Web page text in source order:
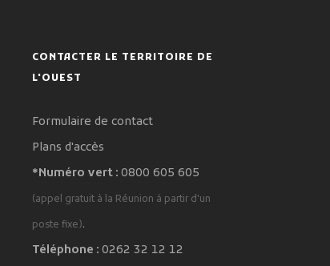
CONTACTER LE TERRITOIRE DE
L'OUEST
Formulaire de contact
Plans d'accès
*Numéro vert : 0800 605 605
(appel gratuit à la Réunion à partir d'un
poste fixe).
Téléphone : 0262 32 12 12